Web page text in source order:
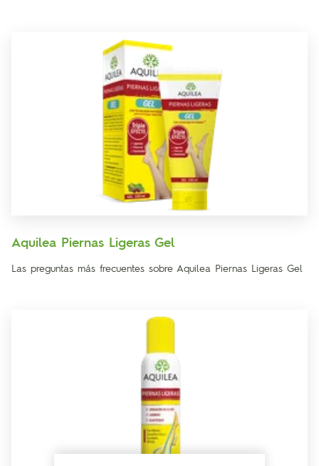
Aquilea Piernas Ligeras Gel
Las preguntas más frecuentes sobre Aquilea Piernas Ligeras Gel